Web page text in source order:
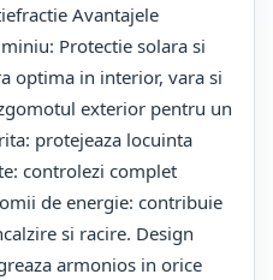
Avantajele
Protectie solara si
optima in interior, vara si
exterior pentru un
protejeaza locuinta
controlezi complet
de energie: contribuie
si racire. Design
armonios in orice